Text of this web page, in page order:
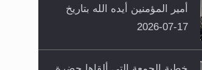
أمير المؤمنين أيده الله بتاريخ
17-07-2026